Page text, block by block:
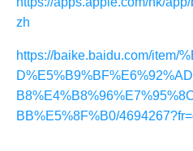
zh
https://baike.baidu.com/item/
BB%E5%8F%B0/